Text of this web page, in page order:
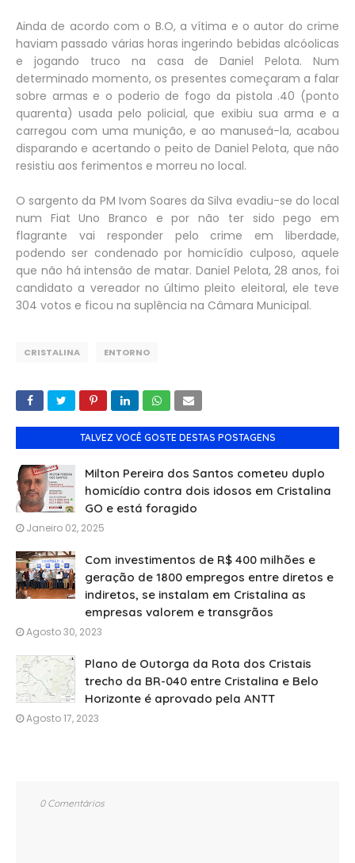
Ainda de acordo com o B.O, a vítima e o autor do crime
haviam passado várias horas ingerindo bebidas alcóolicas
e jogando truco na casa de Daniel Pelota. Num
determinado momento, os presentes começaram a falar
sobre armas e o poderio de fogo da pistola .40 (ponto
quarenta) usada pelo policial, que exibiu sua arma e a
carregou com uma munição, e ao manuseá-la, acabou
disparando e acertando o peito de Daniel Pelota, que não
resistiu aos ferimentos e morreu no local.
O sargento da PM Ivom Soares da Silva evadiu-se do local
num Fiat Uno Branco e por não ter sido pego em
flagrante vai responder pelo crime em liberdade,
podendo ser condenado por homicídio culposo, aquele
que não há intensão de matar. Daniel Pelota, 28 anos, foi
candidato a vereador no último pleito eleitoral, ele teve
304 votos e ficou na suplência na Câmara Municipal.
CRISTALINA ENTORNO
TALVEZ VOCÊ GOSTE DESTAS POSTAGENS
Milton Pereira dos Santos cometeu duplo
homicídio contra dois idosos em Cristalina
GO e está foragido
Janeiro 02, 2025
Com investimentos de R$ 400 milhões e
geração de 1800 empregos entre diretos e
indiretos, se instalam em Cristalina as
empresas valorem e transgrãos
Agosto 30, 2023
Plano de Outorga da Rota dos Cristais
trecho da BR-040 entre Cristalina e Belo
Horizonte é aprovado pela ANTT
Agosto 17, 2023
0 Comentários